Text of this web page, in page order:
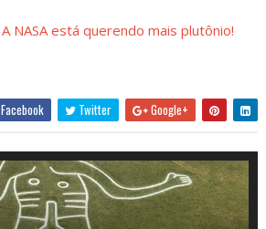
A NASA está querendo mais plutônio!
Facebook Twitter Google+